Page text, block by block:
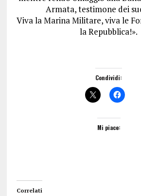
Armata, testimone dei
Viva la Marina Militare, viva le
la Repubblica!».
Condividi:
Mi piace:
Correlati